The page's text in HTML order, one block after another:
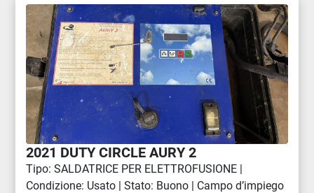
Ordina per
2021 DUTY CIRCLE AURY 2
Tipo: SALDATRICE PER ELETTROFUSIONE |
Condizione: Usato | Stato: Buono | Campo d’impiego